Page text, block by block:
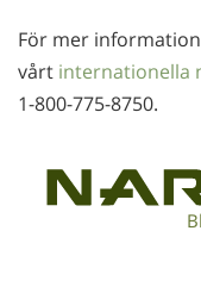
För mer
vårt internationella
1-800-775-8750.